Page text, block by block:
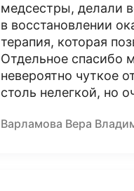
медсестры, делали
в восстановлении
терапия, которая
Отдельное спасибо
невероятно чуткое
столь нелегкой, но
Варламова Вера